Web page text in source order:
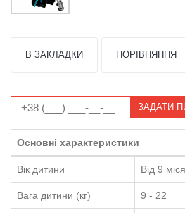
В ЗАКЛАДКИ ПОРІВНЯННЯ
ЗАДАТИ
Основні характеристики
Вік дитини Від 9
Вага дитини (кг) 9 - 22